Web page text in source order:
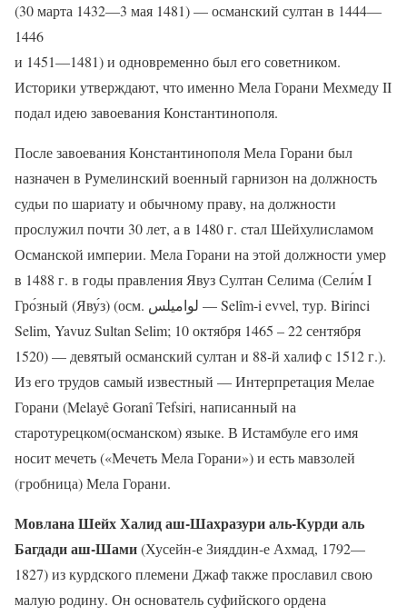
(30 марта 1432—3 мая 1481) — османский султан в 1444—
1446
и 1451—1481) и одновременно был его советником.
Историки утверждают, что именно Мела Горани Мехмеду II
подал идею завоевания Константинополя.
После завоевания Константинополя Мела Горани был
назначен в Румелинский военный гарнизон на должность
судьи по шариату и обычному праву, на должности
прослужил почти 30 лет, а в 1480 г. стал Шейхулисламом
Османской империи. Мела Горани на этой должности умер
в 1488 г. в годы правления Явуз Султан Селима (Сели́м I
Гро́зный (Яву́з) (осм. لواميلس‎ — Selîm-i evvel, тур. Birinci
Selim, Yavuz Sultan Selim; 10 октября 1465 – 22 сентября
1520) — девятый османский султан и 88-й халиф с 1512 г.).
Из его трудов самый известный — Интерпретация Мелае
Горани (Melayê Goranî Tefsiri, написанный на
старотурецком(османском) языке. В Истамбуле его имя
носит мечеть («Мечеть Мела Горани») и есть мавзолей
(гробница) Мела Горани.
Мовлана Шейх Халид аш-Шахразури аль-Курди аль
Багдади аш-Шами(Хусейн-е Зияддин-е Ахмад, 1792—
1827) из курдского племени Джаф также прославил свою
малую родину. Он основатель суфийского ордена